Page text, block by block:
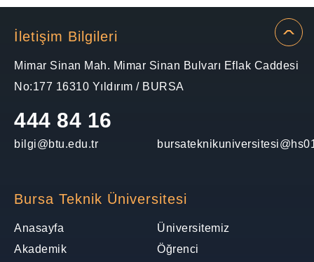
İletişim Bilgileri
Mimar Sinan Mah. Mimar Sinan Bulvarı Eflak Caddesi
No:177 16310 Yıldırım / BURSA
444 84 16
bilgi@btu.edu.tr
Bursa Teknik Üniversitesi
Anasayfa
Üniversitemiz
Akademik
Öğrenci